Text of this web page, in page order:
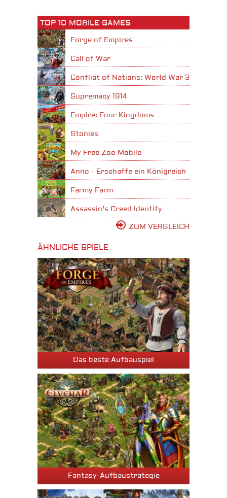
TOP 10 MOBILE GAMES
Forge of Empires
Call of War
Conflict of Nations: World War 3
Supremacy 1914
Empire: Four Kingdoms
Stonies
My Free Zoo Mobile
Anno - Erschaffe ein Königreich
Farmy Farm
Assassin's Creed Identity
ZUM VERGLEICH
ÄHNLICHE SPIELE
Das beste Aufbauspiel
Fantasy-Aufbaustrategie